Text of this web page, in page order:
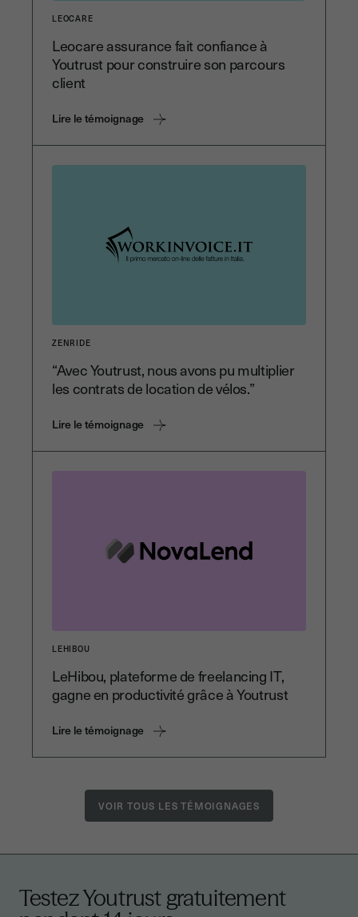
LEOCARE
Leocare assurance fait confiance à
Youtrust pour construire son parcours
client
Lire le témoignage
ZENRIDE
“Avec Youtrust, nous avons pu multiplier
les contrats de location de vélos.”
Lire le témoignage
LEHIBOU
LeHibou, plateforme de freelancing IT,
gagne en productivité grâce à Youtrust
Lire le témoignage
VOIR TOUS LES TÉMOIGNAGES
Testez Youtrust gratuitement